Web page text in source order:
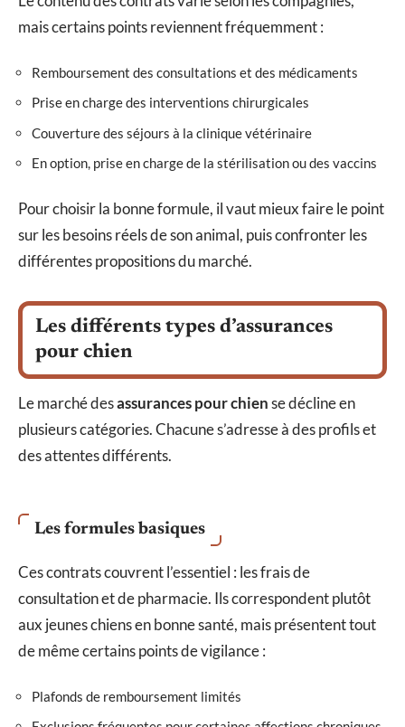
mais certains points reviennent fréquemment :
Remboursement des consultations et des médicaments
Prise en charge des interventions chirurgicales
Couverture des séjours à la clinique vétérinaire
En option, prise en charge de la stérilisation ou des vaccins
Pour choisir la bonne formule, il vaut mieux faire le point
sur les besoins réels de son animal, puis confronter les
différentes propositions du marché.
Les différents types d’assurances
pour chien
Le marché desassurances pour chiense décline en
plusieurs catégories. Chacune s’adresse à des profils et
des attentes différents.
Les formules basiques
Ces contrats couvrent l’essentiel : les frais de
consultation et de pharmacie. Ils correspondent plutôt
aux jeunes chiens en bonne santé, mais présentent tout
de même certains points de vigilance :
Plafonds de remboursement limités